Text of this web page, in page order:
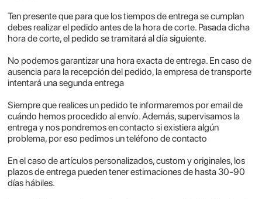
Ten presente que para que los tiempos de entrega se cumplan
debes realizar el pedido antes de la hora de corte. Pasada dicha
hora de corte, el pedido se tramitará al día siguiente.
No podemos garantizar una hora exacta de entrega. En caso de
ausencia para la recepción del pedido, la empresa de transporte
intentará una segunda entrega
Siempre que realices un pedido te informaremos por email de
cuándo hemos procedido al envío. Además, supervisamos la
entrega y nos pondremos en contacto si existiera algún
problema, por eso pedimos un teléfono de contacto
En el caso de artículos personalizados, custom y originales, los
plazos de entrega pueden tener estimaciones de hasta 30-90
días hábiles.